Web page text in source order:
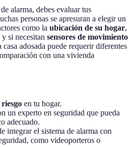
alarma, debes evaluar tus
personas se apresuran a elegir un
como la ubicación de su hogar,
y si necesitan sensores de movimiento
adosada puede requerir diferentes
con una vivienda
en tu hogar.
un experto en seguridad que pueda
adecuado.
integrar el sistema de alarma con
como videoporteros o